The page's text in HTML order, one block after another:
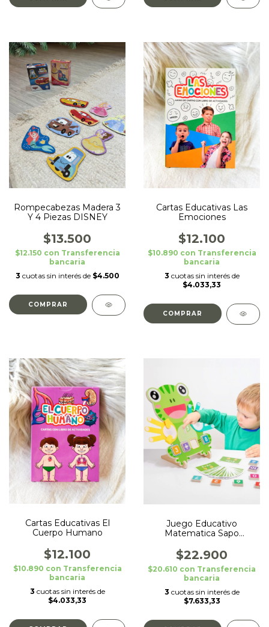
Rompecabezas Madera 3
Y 4 Piezas DISNEY
$13.500
$12.150 con Transferencia
bancaria
3 cuotas sin interés de $4.500
COMPRAR
Cartas Educativas Las
Emociones
$12.100
$10.890 con Transferencia
bancaria
3 cuotas sin interés de
$4.033,33
Cartas Educativas El
Cuerpo Humano
$12.100
$10.890 con Transferencia
bancaria
3 cuotas sin interés de
$4.033,33
Juego Educativo
Matematica Sapo
$22.900
$20.610 con Transferencia
bancaria
3 cuotas sin interés de
$7.633,33